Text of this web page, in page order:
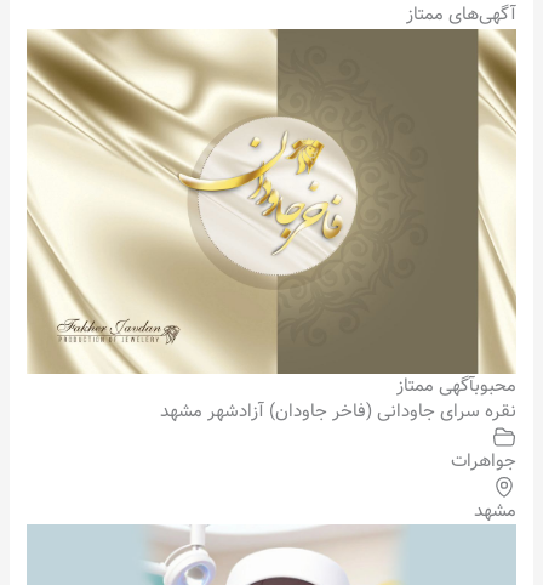
آگهی‌های ممتاز
محبوبآگهی ممتاز
نقره سرای جاودانی (فاخر جاودان) آزادشهر مشهد
جواهرات
مشهد